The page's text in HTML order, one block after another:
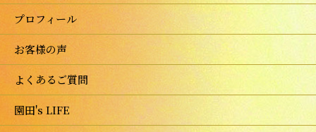
プロフィール
お客様の声
よくあるご質問
園田's LIFE